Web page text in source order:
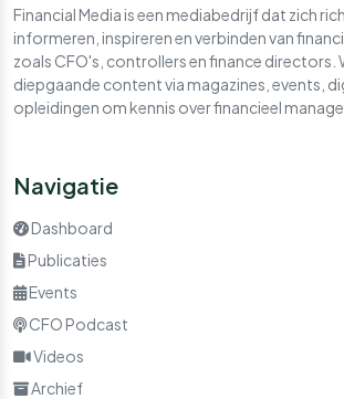
Financial Media is een mediabedrijf dat zich
informeren, inspireren en verbinden van
zoals CFO's, controllers en finance directors.
diepgaande content via magazines, events,
opleidingen om kennis over financieel
Navigatie
Dashboard
Publicaties
Events
CFO Podcast
Videos
Archief